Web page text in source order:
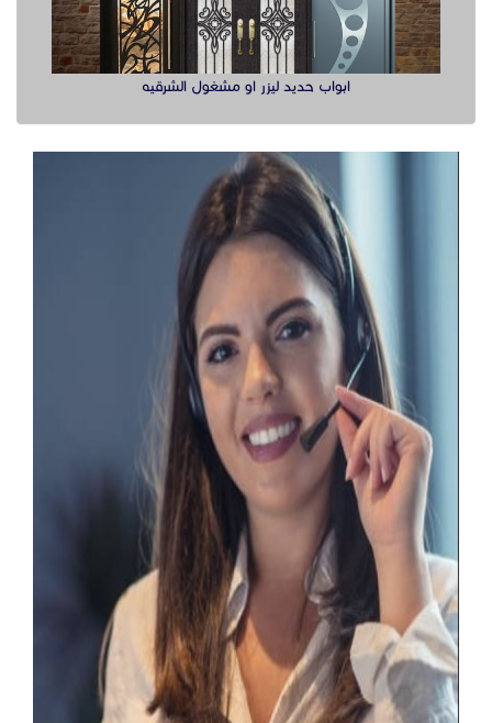
ابواب حديد ليزر او مشغول الشرقيه